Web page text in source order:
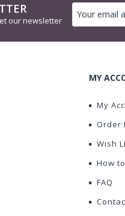
our newsletter
MY
My
Order
Wish
How
FAQ